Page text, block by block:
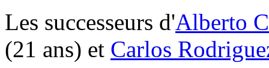
Les successeurs d'Alberto
(21 ans) et Carlos